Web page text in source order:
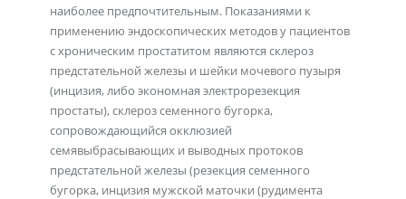
наиболее предпочтительным. Показаниями к
применению эндоскопических методов у пациентов
с хроническим простатитом являются склероз
предстательной железы и шейки мочевого пузыря
(инцизия, либо экономная электрорезекция
простаты), склероз семенного бугорка,
сопровождающийся окклюзией
семявыбрасывающих и выводных протоков
предстательной железы (резекция семенного
бугорка, инцизия мужской маточки (рудимента